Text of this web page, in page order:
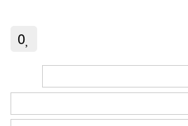
0